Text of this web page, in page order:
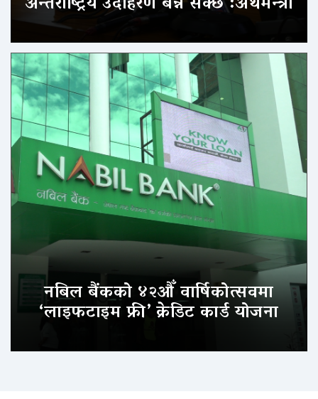
नबिल बैंकको ४२औँ वार्षिकोत्सवमा
‘लाइफटाइम फ्री’ क्रेडिट कार्ड योजना